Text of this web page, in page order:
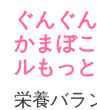
ぐんぐ
かまぼ
ルもっ
栄養バラ